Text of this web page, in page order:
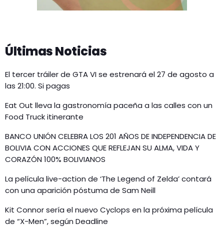
Últimas Noticias
El tercer tráiler de GTA VI se estrenará el 27 de agosto a
las 21:00. Si pagas
Eat Out lleva la gastronomía paceña a las calles con un
Food Truck itinerante
BANCO UNIÓN CELEBRA LOS 201 AÑOS DE INDEPENDENCIA DE
BOLIVIA CON ACCIONES QUE REFLEJAN SU ALMA, VIDA Y
CORAZÓN 100% BOLIVIANOS
La película live-action de ‘The Legend of Zelda’ contará
con una aparición póstuma de Sam Neill
Kit Connor sería el nuevo Cyclops en la próxima película
de “X-Men”, según Deadline